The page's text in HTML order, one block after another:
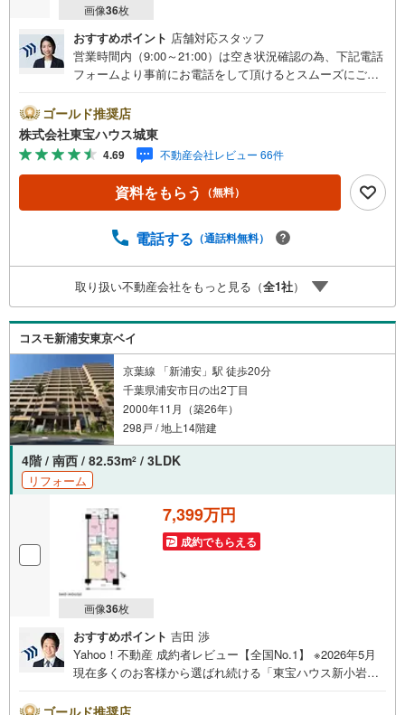
画像36枚
おすすめポイント 店舗対応スタッフ
営業時間内（9:00～21:00）は空き状況確認の為、下記電話
フォームより事前にお電話をして頂けるとスムーズにご案
カレンダーの作成▽ご購入後もお客様の人生のパートナー
として暮らしの「安心」を守り続けます。【Yahoo！ 不動
産キャンペーン対象店舗】当店で物件を成約するとPayPay
ボーナスライトがもらえる「Yahoo！ 不動産 物件ご成約キ
ャンペーン」の対象になります。「資料をもらう」「見学
予約をする」ボタンからお問い合わせください。※必ずYah
スライトは出金と譲渡はできません。ご案内・詳細な資料
時受け付けております！■頭金0円からのご購入可能です■
（諸費用もOK）お気軽にお問い合わせください。
ゴールド推奨店
株式会社東宝ハウス城東
4.69 不動産会社レビュー 66件
資料をもらう （無料）
電話する （通話料無料）
取り扱い不動産会社をもっと見る（全1社）
コスモ新浦安東京ベイ
京葉線 「新浦安」駅 徒歩20分
千葉県浦安市日の出2丁目
2000年11月（築26年）
298戸 / 地上14階建
4階 / 南西 / 82.53m2 / 3LDK
リフォーム
画像36枚
7,399万円
成約でもらえる
おすすめポイント 吉田 渉
Yahoo！不動産 成約者レビュー【全国No.1】 ※2026年5月
現在多くのお客様から選ばれ続ける「東宝ハウス新小岩」
見学OK■営業時間内（9:00～20:00）はお電話でのご連絡が
ゴールド推奨店